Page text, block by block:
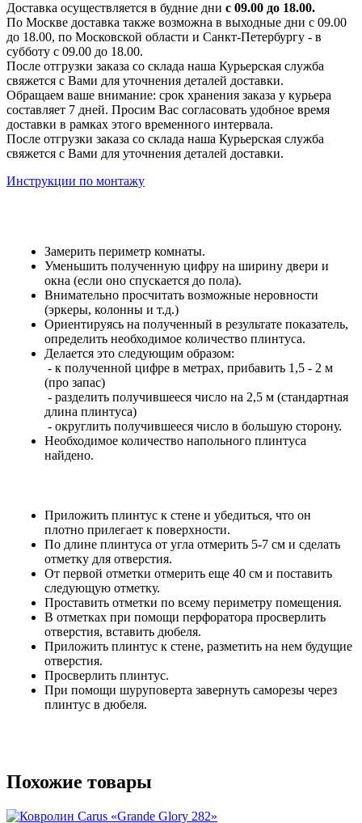
Доставка осуществляется в будние дни с 09.00 до 18.00.
По Москве доставка также возможна в выходные дни с 09.00
до 18.00, по Московской области и Санкт-Петербургу - в
субботу с 09.00 до 18.00.
После отгрузки заказа со склада наша Курьерская служба
свяжется с Вами для уточнения деталей доставки.
Обращаем ваше внимание: срок хранения заказа у курьера
составляет 7 дней. Просим Вас согласовать удобное время
доставки в рамках этого временного интервала.
После отгрузки заказа со склада наша Курьерская служба
свяжется с Вами для уточнения деталей доставки.
Инструкции по монтажу
Замерить периметр комнаты.
Уменьшить полученную цифру на ширину двери и
окна (если оно спускается до пола).
Внимательно просчитать возможные неровности
(эркеры, колонны и т.д.)
Ориентируясь на полученный в результате показатель,
определить необходимое количество плинтуса.
Делается это следующим образом:
- к полученной цифре в метрах, прибавить 1,5 - 2 м
(про запас)
- разделить получившееся число на 2,5 м (стандартная
длина плинтуса)
- округлить получившееся число в большую сторону.
Необходимое количество напольного плинтуса
найдено.
Приложить плинтус к стене и убедиться, что он
плотно прилегает к поверхности.
По длине плинтуса от угла отмерить 5-7 см и сделать
отметку для отверстия.
От первой отметки отмерить еще 40 см и поставить
следующую отметку.
Проставить отметки по всему периметру помещения.
В отметках при помощи перфоратора просверлить
отверстия, вставить дюбеля.
Приложить плинтус к стене, разметить на нем будущие
отверстия.
Просверлить плинтус.
При помощи шуруповерта завернуть саморезы через
плинтус в дюбеля.
Похожие товары